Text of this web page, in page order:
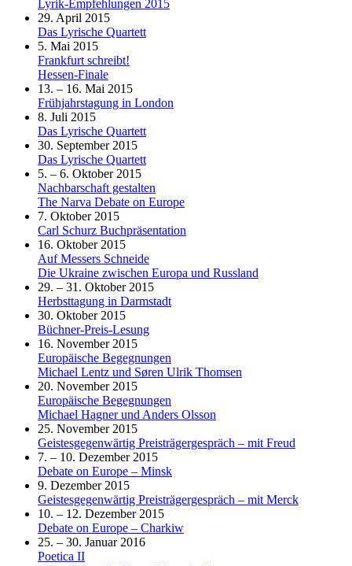
Lyrik-Empfehlungen 2015
29. April 2015
Das Lyrische Quartett
5. Mai 2015
Frankfurt schreibt!
Hessen-Finale
13. – 16. Mai 2015
Frühjahrstagung in London
8. Juli 2015
Das Lyrische Quartett
30. September 2015
Das Lyrische Quartett
5. – 6. Oktober 2015
Nachbarschaft gestalten
The Narva Debate on Europe
7. Oktober 2015
Carl Schurz Buchpräsentation
16. Oktober 2015
Auf Messers Schneide
Die Ukraine zwischen Europa und Russland
29. – 31. Oktober 2015
Herbsttagung in Darmstadt
30. Oktober 2015
Büchner-Preis-Lesung
16. November 2015
Europäische Begegnungen
Michael Lentz und Søren Ulrik Thomsen
20. November 2015
Europäische Begegnungen
Michael Hagner und Anders Olsson
25. November 2015
Geistesgegenwärtig Preisträgergespräch – mit Freud
7. – 10. Dezember 2015
Debate on Europe – Minsk
9. Dezember 2015
Geistesgegenwärtig Preisträgergespräch – mit Merck
10. – 12. Dezember 2015
Debate on Europe – Charkiw
25. – 30. Januar 2016
Poetica II